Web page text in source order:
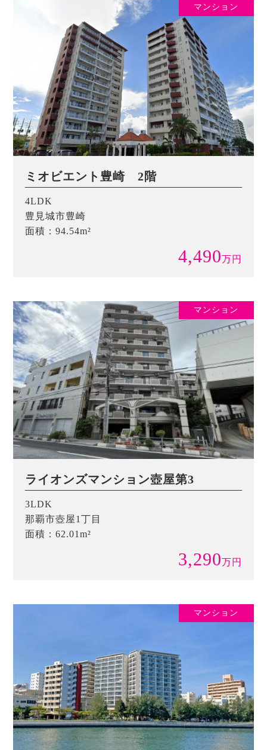
マンション
ミオビエント豊崎 2階
4LDK
豊見城市豊崎
面積：94.54m²
4,490万円
マンション
ライオンズマンション壺屋第3
3LDK
那覇市壺屋1丁目
面積：62.01m²
3,290万円
マンション